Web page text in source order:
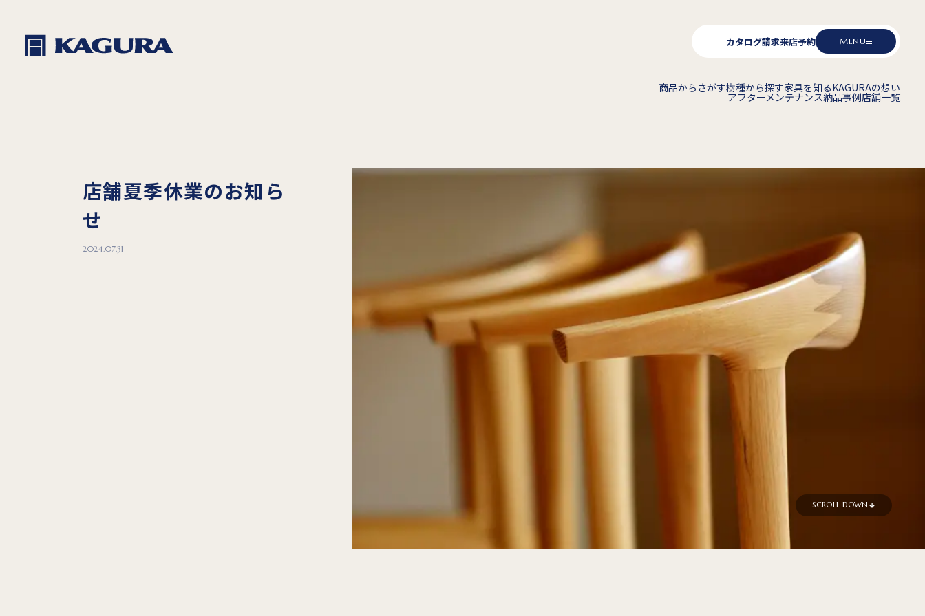
カタログ請求来店予約 MENU
商品からさがす樹種から探す家具を知るKAGURAの想い
アフターメンテナンス納品事例店舗一覧
店舗夏季休業のお知ら
せ
2024.07.31
SCROLL DOWN